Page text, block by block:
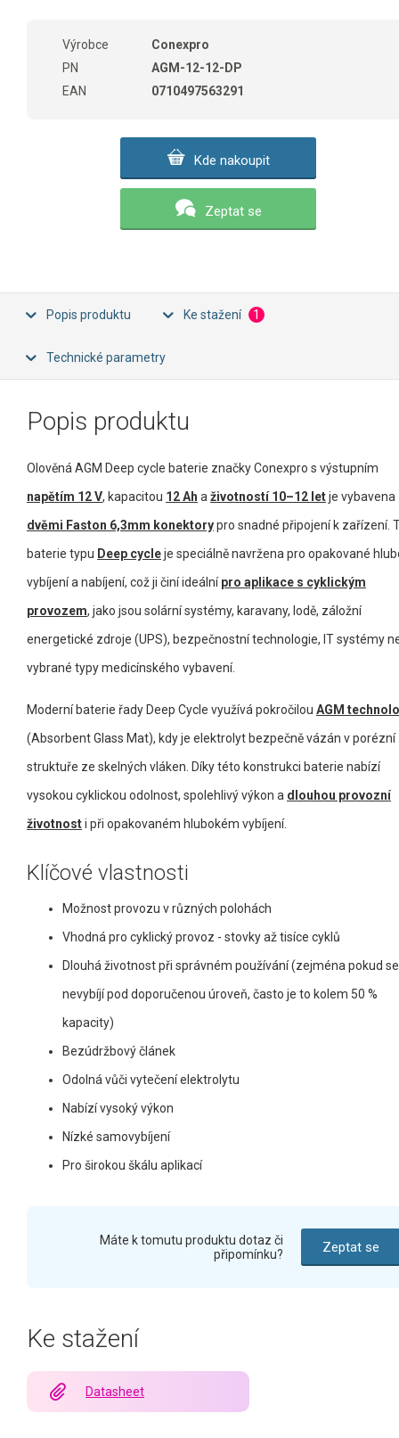
Výrobce
Conexpro
PN
AGM-12-12-DP
EAN
0710497563291
Kde nakoupit
Zeptat se
Popis produktu Ke stažení 1
Technické parametry
Popis produktu
Olověná AGM Deep cycle baterie značky Conexpro s výstupním
napětím 12 V, kapacitou 12 Ah a životností 10–12 letje vybavena
dvěmi Faston 6,3mm konektorypro snadné připojení k zařízení.
baterie typu Deep cycleje speciálně navržena pro opakované
vybíjení a nabíjení, což ji činí ideálnípro aplikace s cyklickým
provozem, jako jsou solární systémy, karavany, lodě, záložní
energetické zdroje (UPS), bezpečnostní technologie, IT systémy
vybrané typy medicínského vybavení.
Moderní baterie řady Deep Cycle využívá pokročilou AGM
(Absorbent Glass Mat), kdy je elektrolyt bezpečně vázán v porézní
struktuře ze skelných vláken. Díky této konstrukci baterie nabízí
vysokou cyklickou odolnost, spolehlivý výkon a dlouhou provozní
životnosti při opakovaném hlubokém vybíjení.
Klíčové vlastnosti
Možnost provozu v různých polohách
Vhodná pro cyklický provoz - stovky až tisíce cyklů
Dlouhá životnost při správném používání (zejména pokud se
nevybíjí pod doporučenou úroveň, často je to kolem 50 %
kapacity)
Bezúdržbový článek
Odolná vůči vytečení elektrolytu
Nabízí vysoký výkon
Nízké samovybíjení
Pro širokou škálu aplikací
Máte k tomutu produktu dotaz či
připomínku?
Zeptat se
Ke stažení
Datasheet